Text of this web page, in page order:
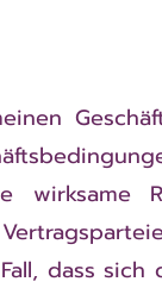
wirksame
dass sich